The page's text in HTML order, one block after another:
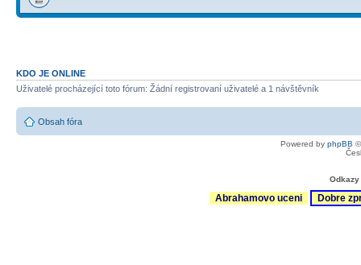
KDO JE ONLINE
Uživatelé procházející toto fórum: Žádní registrovaní uživatelé a 1 návštěvník
Obsah fóra
Powered by phpBB
Abrahamovo uceni Dobre